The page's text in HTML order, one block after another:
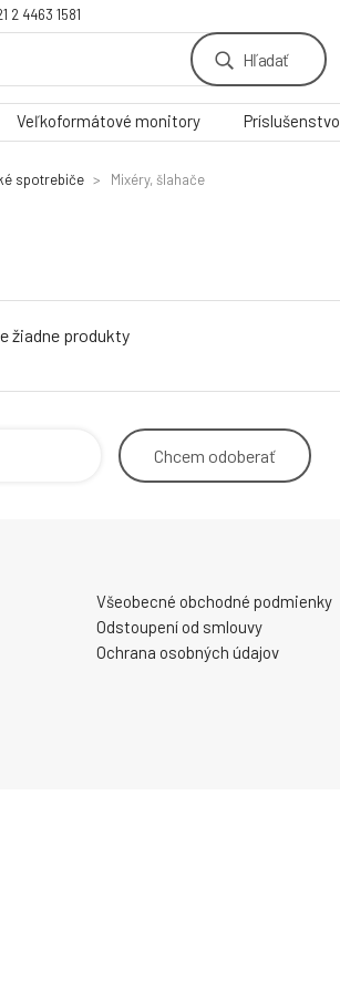
2 4463 1581
Hľadať
Veľkoformátové monitory Príslušenstvo
spotrebiče Mixéry, šlahače
žiadne produkty
Chcem odoberať
Všeobecné obchodné podmienky
Odstoupení od smlouvy
Ochrana osobných údajov